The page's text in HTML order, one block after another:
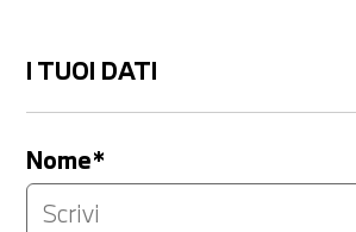
I TUOI DATI
Nome*